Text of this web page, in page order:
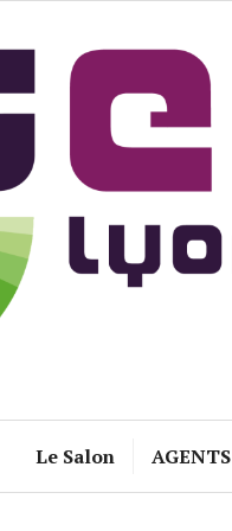
Le Salon AGENTS